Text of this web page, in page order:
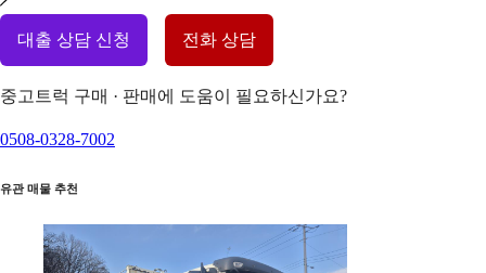
대출 상담 신청 전화 상담
중고트럭 구매 · 판매에 도움이 필요하신가요?
0508-0328-7002
유관 매물 추천